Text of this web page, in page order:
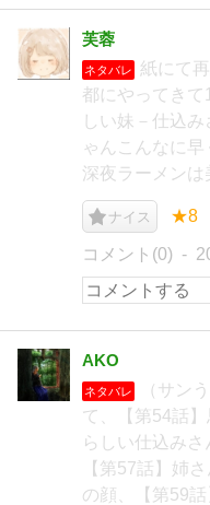
芙蓉
ネタバレ
紙にて
都にやってき
しい妹－仕込
ゃんこんなに早
深夜ラーメンは
ナイス ★8
コメント(0)
AKO
ネタバレ
（サン
て、【第54話
らしい仕込みさ
【第57話】姉
の顔、【第59